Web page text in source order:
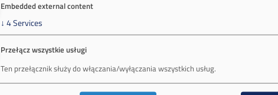
Embedded external content
↓ 4Services
Przełącz wszystkie usługi
Ten przełącznik służy do włączania/wyłączania wszystkich usług.